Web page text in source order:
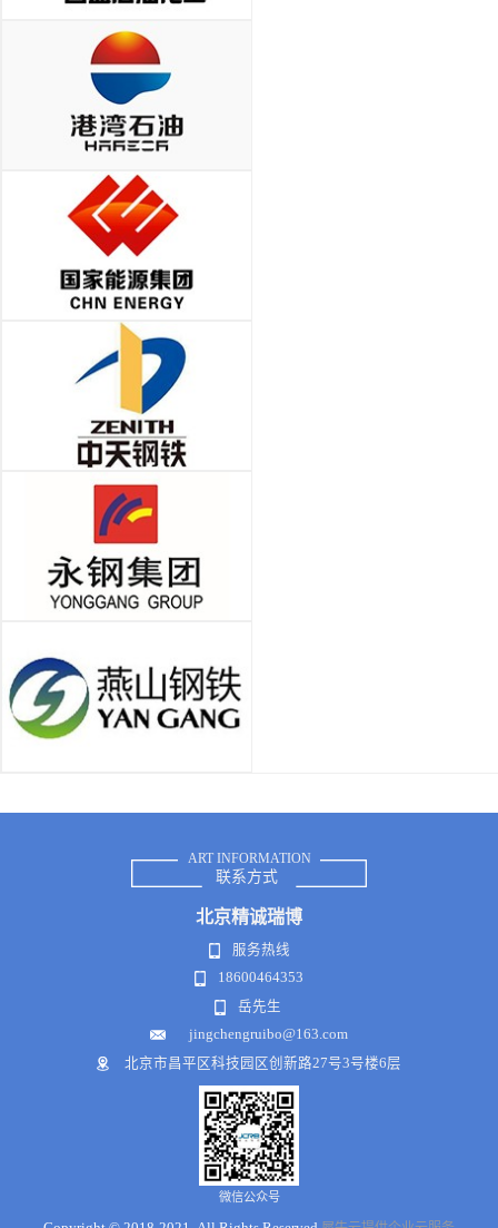
ART INFORMATION
联系方式
北京精诚瑞博
服务热线
18600464353
岳先生
jingchengruibo@163.com
北京市昌平区科技园区创新路27号3号楼6层
微信公众号